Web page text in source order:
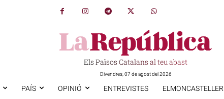
Els Països Catalans al teu abast
Divendres, 07 de agost del 2026
PAÍS OPINIÓ ENTREVISTES ELMONCASTELLER